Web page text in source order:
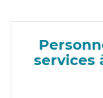
services